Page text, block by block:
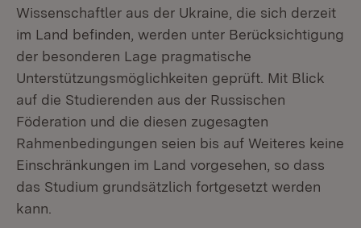
Wissenschaftler aus der Ukraine, die sich derzeit
im Land befinden, werden unter Berücksichtigung
der besonderen Lage pragmatische
Unterstützungsmöglichkeiten geprüft. Mit Blick
auf die Studierenden aus der Russischen
Föderation und die diesen zugesagten
Rahmenbedingungen seien bis auf Weiteres keine
Einschränkungen im Land vorgesehen, so dass
das Studium grundsätzlich fortgesetzt werden
kann.